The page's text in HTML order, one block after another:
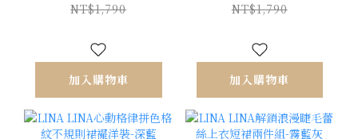
NT$1,790
加入購物車
NT$1,790
加入購物車